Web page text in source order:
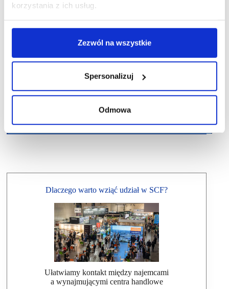
korzystania z ich usług.
Zezwól na wszystkie
Spersonalizuj
Odmowa
Dlaczego warto wziąć udział w SCF?
Ułatwiamy kontakt między najemcami
a wynajmującymi centra handlowe